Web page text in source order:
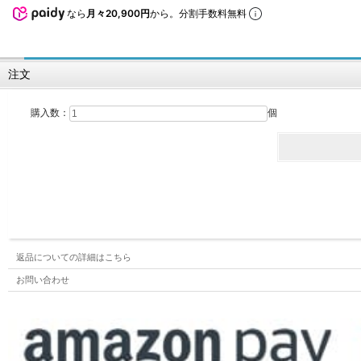
なら 月々20,900円から。分割手数料無料
注文
購入数： 個
返品についての詳細はこちら
お問い合わせ